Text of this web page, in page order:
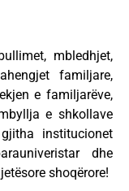
mbledhjet,
familjare,
e familjarëve,
e shkollave
institucionet
dhe
shoqërore!